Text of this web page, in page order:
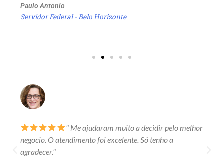
Paulo Antonio
Servidor Federal - Belo Horizonte
" Me ajudaram muito a decidir pelo melhor
negocio. O atendimento foi excelente. Só tenho a
agradecer."